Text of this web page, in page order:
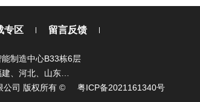
专区 留言反馈
制造中心B33栋6层
、河北、山东…
公司 版权所有 © 粤ICP备2021161340号